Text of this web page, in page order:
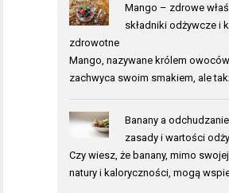
Mango – zdrowe
składniki odżywcze i
zdrowotne
Mango, nazywane królem
zachwyca swoim smakiem, ale
Banany a
zasady i wartości
Czy wiesz, że banany, mimo
natury i kaloryczności, mogą